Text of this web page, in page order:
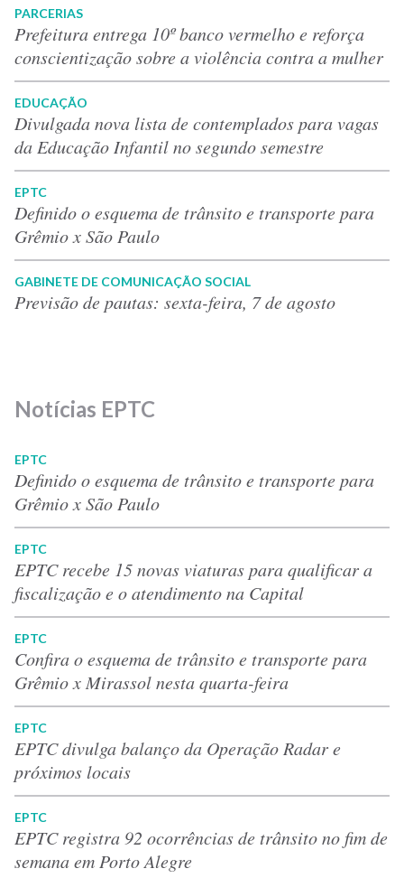
PARCERIAS
Prefeitura entrega 10º banco vermelho e reforça
conscientização sobre a violência contra a mulher
EDUCAÇÃO
Divulgada nova lista de contemplados para vagas
da Educação Infantil no segundo semestre
EPTC
Definido o esquema de trânsito e transporte para
Grêmio x São Paulo
GABINETE DE COMUNICAÇÃO SOCIAL
Previsão de pautas: sexta-feira, 7 de agosto
Notícias EPTC
EPTC
Definido o esquema de trânsito e transporte para
Grêmio x São Paulo
EPTC
EPTC recebe 15 novas viaturas para qualificar a
fiscalização e o atendimento na Capital
EPTC
Confira o esquema de trânsito e transporte para
Grêmio x Mirassol nesta quarta-feira
EPTC
EPTC divulga balanço da Operação Radar e
próximos locais
EPTC
EPTC registra 92 ocorrências de trânsito no fim de
semana em Porto Alegre